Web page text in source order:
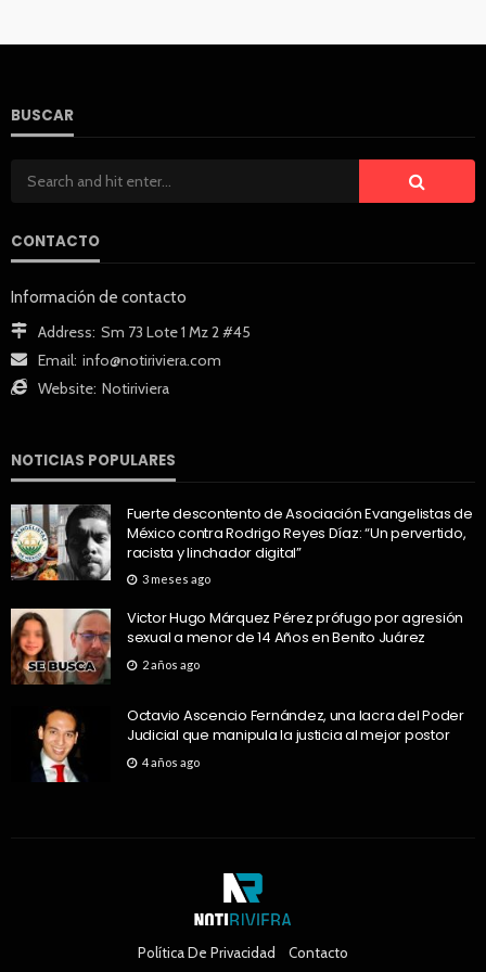
BUSCAR
CONTACTO
Información de contacto
Address: Sm 73 Lote 1 Mz 2 #45
Email: info@notiriviera.com
Website: Notiriviera
NOTICIAS POPULARES
Fuerte descontento de Asociación Evangelistas de
México contra Rodrigo Reyes Díaz: “Un pervertido,
racista y linchador digital”
3 meses ago
Victor Hugo Márquez Pérez prófugo por agresión
sexual a menor de 14 Años en Benito Juárez
2 años ago
Octavio Ascencio Fernández, una lacra del Poder
Judicial que manipula la justicia al mejor postor
4 años ago
Política De Privacidad Contacto